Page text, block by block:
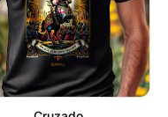
P, M, G, GG, XGG